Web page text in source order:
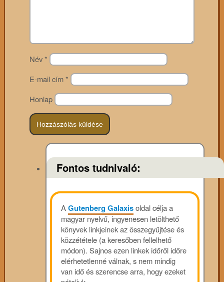
Név*
E-mail cím*
Honlap
Fontos tudnivaló:
AGutenberg Galaxisoldal célja a
magyar nyelvű, ingyenesen letölthető
könyvek linkjeinek az összegyűjtése és
közzététele (a keresőben fellelhető
módon). Sajnos ezen linkek időről időre
elérhetetlenné válnak, s nem mindig
van idő és szerencse arra, hogy ezeket